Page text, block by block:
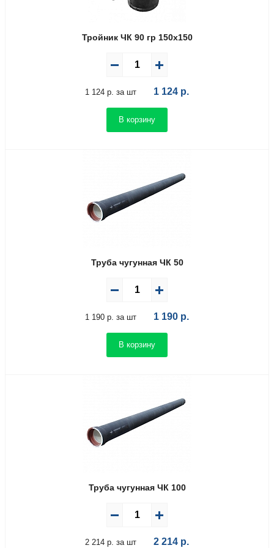
Тройник ЧК 90 гр 150х150
1 124 р. за шт 1 124 р.
В корзину
Труба чугунная ЧК 50
1 190 р. за шт 1 190 р.
В корзину
Труба чугунная ЧК 100
2 214 р. за шт 2 214 р.